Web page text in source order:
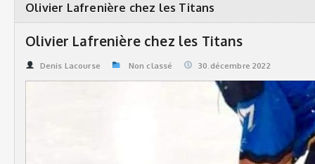
GALERIE PHOTOS
STATISTIQUES
ORGANISATION
JOUEURS
CALENDRIER
COMMANDITAIRES
STATISTIQUES DE LA LIGUE
Olivier Lafrenière chez les Titans
Olivier Lafrenière chez les Titans
Denis Lacourse Non classé 30.décembre 2022